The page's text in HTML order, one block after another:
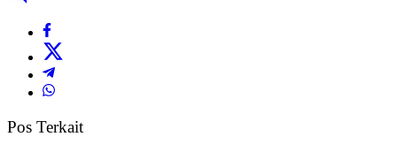
Pos Terkait